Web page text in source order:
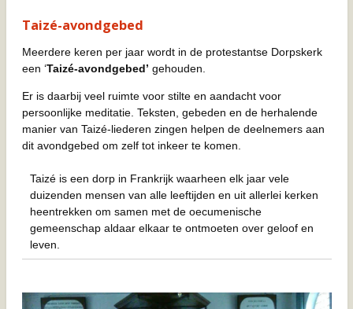
Taizé-avondgebed
Meerdere keren per jaar wordt in de protestantse Dorpskerk
een ‘Taizé-avondgebed’ gehouden.
Er is daarbij veel ruimte voor stilte en aandacht voor
persoonlijke meditatie. Teksten, gebeden en de herhalende
manier van Taizé-liederen zingen helpen de deelnemers aan
dit avondgebed om zelf tot inkeer te komen.
Taizé is een dorp in Frankrijk waarheen elk jaar vele
duizenden mensen van alle leeftijden en uit allerlei kerken
heentrekken om samen met de oecumenische
gemeenschap aldaar elkaar te ontmoeten over geloof en
leven.